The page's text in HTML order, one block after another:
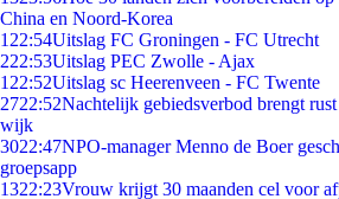
China en Noord-Korea
1 22:54Uitslag FC Groningen - FC Utrecht
222:53Uitslag PEC Zwolle - Ajax
1 22:52Uitslag sc Heerenveen - FC Twente
2722:52Nachtelijk gebiedsverbod brengt
wijk
3022:47NPO-manager Menno de Boer
groepsapp
1322:23Vrouw krijgt 30 maanden cel voor